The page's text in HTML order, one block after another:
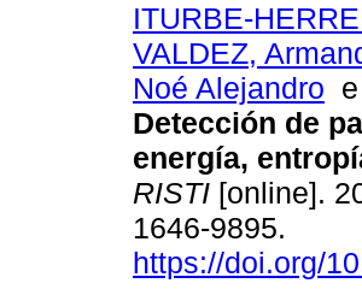
ITURBE-
VALDEZ,
Noé Alejandro e
Detección de
energía,
RISTI [online].
1646-9895.
https://doi.org/